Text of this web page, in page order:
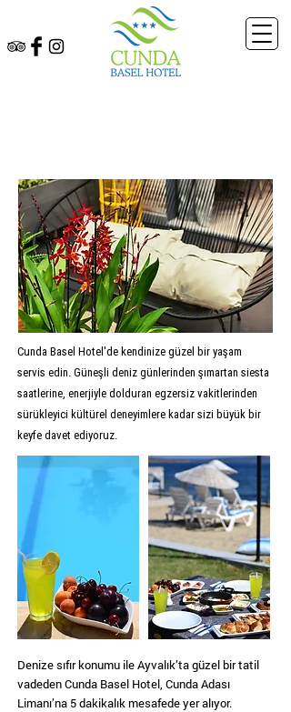
Cunda Basel Hotel'de kendinize güzel bir yaşam
servis edin. Güneşli deniz günlerinden şımartan siesta
saatlerine, enerjiyle dolduran egzersiz vakitlerinden
sürükleyici kültürel deneyimlere kadar sizi büyük bir
keyfe davet ediyoruz.
Denize sıfır konumu ile Ayvalık’ta güzel bir tatil
vadeden Cunda Basel Hotel, Cunda Adası
Limanı’na 5 dakikalık mesafede yer alıyor.